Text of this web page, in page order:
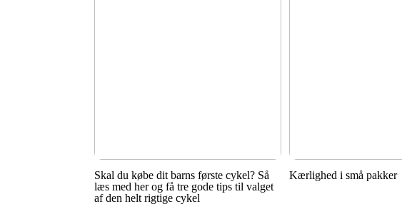
Skal du købe dit barns første cykel? Så
læs med her og få tre gode tips til valget
af den helt rigtige cykel
Kærlighed i små pakker